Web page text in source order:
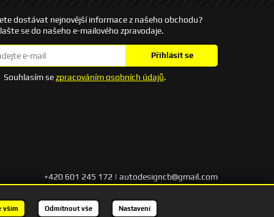
dostávat nejnovější informace z našeho obchodu?
se do našeho e-mailového zpravodaje.
Přihlásit se
Souhlasím sezpracováním osobních údajů.
+420 601 245 172 | autodesigncb@gmail.com
vším Odmítnout vše Nastavení